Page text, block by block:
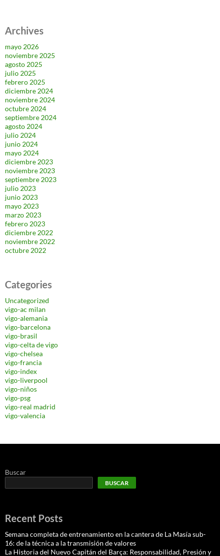
Archives
mayo 2026
noviembre 2025
agosto 2025
julio 2025
febrero 2025
diciembre 2024
noviembre 2024
octubre 2024
septiembre 2024
agosto 2024
julio 2024
junio 2024
mayo 2024
diciembre 2023
noviembre 2023
septiembre 2023
julio 2023
junio 2023
mayo 2023
marzo 2023
febrero 2023
diciembre 2022
noviembre 2022
octubre 2022
Categories
Uncategorized
vigo-ac milan
vigo-alemania
vigo-barcelona
vigo-brasil
vigo-celta de vigo
vigo-chelsea
vigo-francia
vigo-index
vigo-liverpool
vigo-niños
vigo-psg
vigo-real madrid
vigo-valencia
Buscar
BUSCAR
Recent Posts
Semana completa de entrenamiento en la cantera de La Masía sub-
16: de la técnica a la transmisión de valores
La Historia del Nuevo Capitán del Barça: Responsabilidad, Presión y